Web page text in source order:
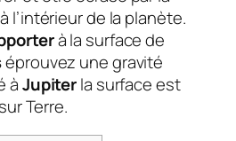
l’intérieur de la planète.
à la surface de
éprouvez une gravité
àJupiterla surface est
Terre.